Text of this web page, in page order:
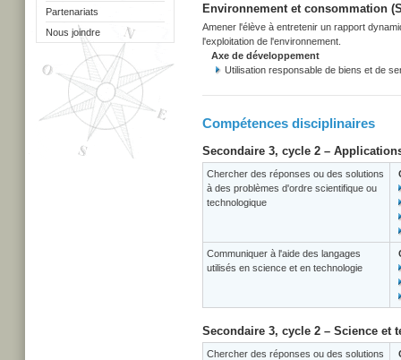
Partenariats
Nous joindre
Environnement et consommation
Amener l'élève à entretenir un rapport
l'exploitation de l'environnement.
Axe de développement
Utilisation responsable de biens et de
Compétences disciplinaires
Secondaire 3, cycle 2 –
Chercher des réponses ou des solutions
à des problèmes d'ordre scientifique ou
technologique
Communiquer à l'aide des langages
utilisés en science et en technologie
Secondaire 3, cycle 2 – Science et
Chercher des réponses ou des solutions